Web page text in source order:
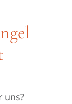
uns?